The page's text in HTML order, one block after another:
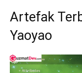
Artefak
Yaoyao